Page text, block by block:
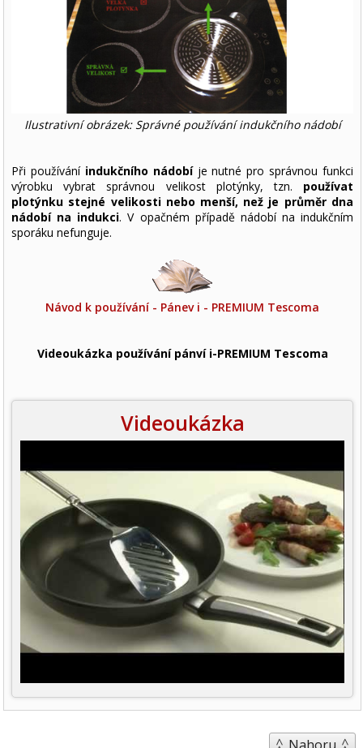
Ilustrativní obrázek: Správné používání indukčního nádobí
Při používání indukčního nádobíje nutné pro správnou funkci
výrobku vybrat správnou velikost plotýnky, tzn. používat
plotýnku stejné velikosti nebo menší, než je průměr dna
nádobí na indukci. V opačném případě nádobí na indukčním
sporáku nefunguje.
Návod k používání - Pánev i - PREMIUM Tescoma
Videoukázka používání pánví i-PREMIUM Tescoma
Videoukázka